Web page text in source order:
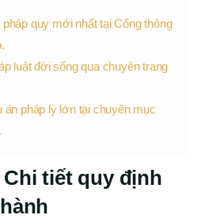
quy mới nhất tại Cổng thông
luật đời sống qua chuyên trang
pháp lý lớn tại chuyên mục
tiết quy định